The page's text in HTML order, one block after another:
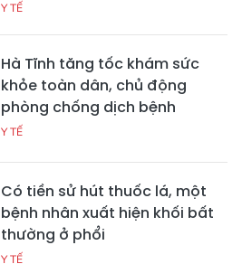
Y TẾ
Hà Tĩnh tăng tốc khám sức
khỏe toàn dân, chủ động
phòng chống dịch bệnh
Y TẾ
Có tiền sử hút thuốc lá, một
bệnh nhân xuất hiện khối bất
thường ở phổi
Y TẾ